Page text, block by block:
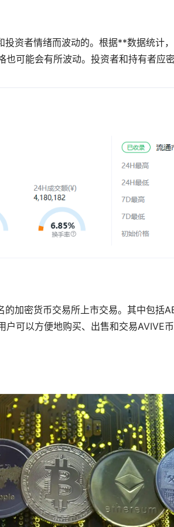
投资者情绪而波动的。根据**数据统计
也可能会有所波动。投资者和持有者应
的加密货币交易所上市交易。其中包括
户可以方便地购买、出售和交易AVIVE